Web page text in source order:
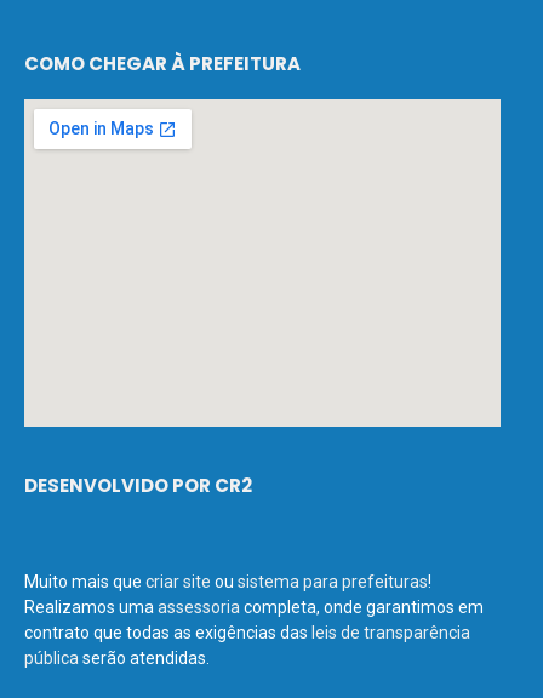
COMO CHEGAR À PREFEITURA
DESENVOLVIDO POR CR2
Muito mais que criar site ou sistema para prefeituras!
Realizamos uma assessoria completa, onde garantimos em
contrato que todas as exigências das leis de transparência
pública serão atendidas.